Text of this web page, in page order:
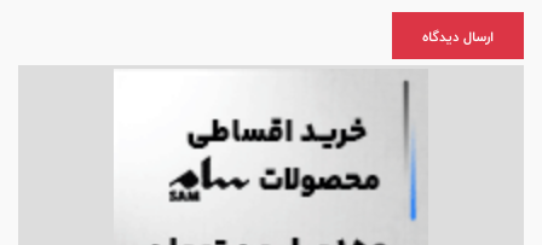
ارسال دیدگاه